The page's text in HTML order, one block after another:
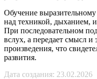
Обучение
над техникой, дыханием,
При последовательном
вслух, а передает смысл
произведения, что
развития.
Дата создания: